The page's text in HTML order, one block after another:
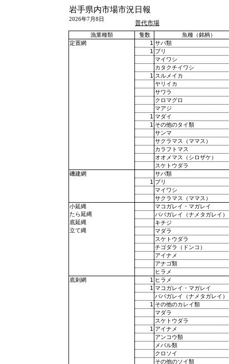
岩手県内市場市況日報
2026年7月8日
普代市場
漁業種類 隻数
魚種（銘柄）
定置網
1 サバ類
1 ブリ
マイワシ
カタクチイワシ
1 スルメイカ
ヤリイカ
サワラ
クロマグロ
マアジ
1 マダイ
1 その他のタイ類
サンマ
サクラマス（ママス）
カラフトマス
オオメマス（シロザケ）
スケトウダラ
磯建網
サバ類
1 ブリ
マイワシ
サクラマス（ママス）
小延縄 マコガレイ・マガレイ
たら延縄 ババガレイ（ナメタガレイ）
底延縄 キチジ
立て縄
マダラ
スケトウダラ
チゴダラ（ドンコ）
アイナメ
アナゴ類
ヒラメ
底刺網 1 ヒラメ
1 マコガレイ・マガレイ
ババガレイ（ナメタガレイ）
1 その他のカレイ類
マダラ
スケトウダラ
1 アイナメ
アンコウ類
メバル類
クロソイ
その他のソイ類